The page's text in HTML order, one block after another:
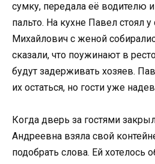
сумку, передала её водителю
пальто. На кухне Павел стоял
Михайлович с женой
сказали, что поужинают в
будут задерживать хозяев.
их остаться, но гости уже
Когда дверь за гостями
Андреевна взяла свой
подобрать слова. Ей хотелось